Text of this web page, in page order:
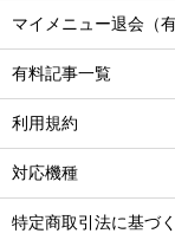
マイメニュー退会（
有料記事一覧
利用規約
対応機種
特定商取引法に基づ